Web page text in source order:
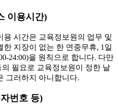
이용시간)
용 시간은 교육정보원의 업무 및
한 지장이 없는 한 연중무휴, 1일
24:00)을 원칙으로 합니다. 다만
필요로 교육정보원이 정한 날
그러하지 아니합니다.
번호 등)